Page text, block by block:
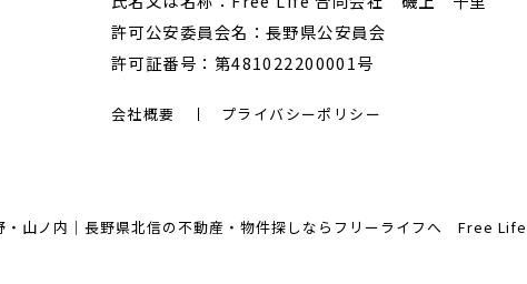
許可公安委員会名：長野県公安員会
許可証番号：第481022200001号
会社概要 プライバシーポリシー
・山ノ内｜長野県北信の不動産・物件探しならフリーライフへ Free